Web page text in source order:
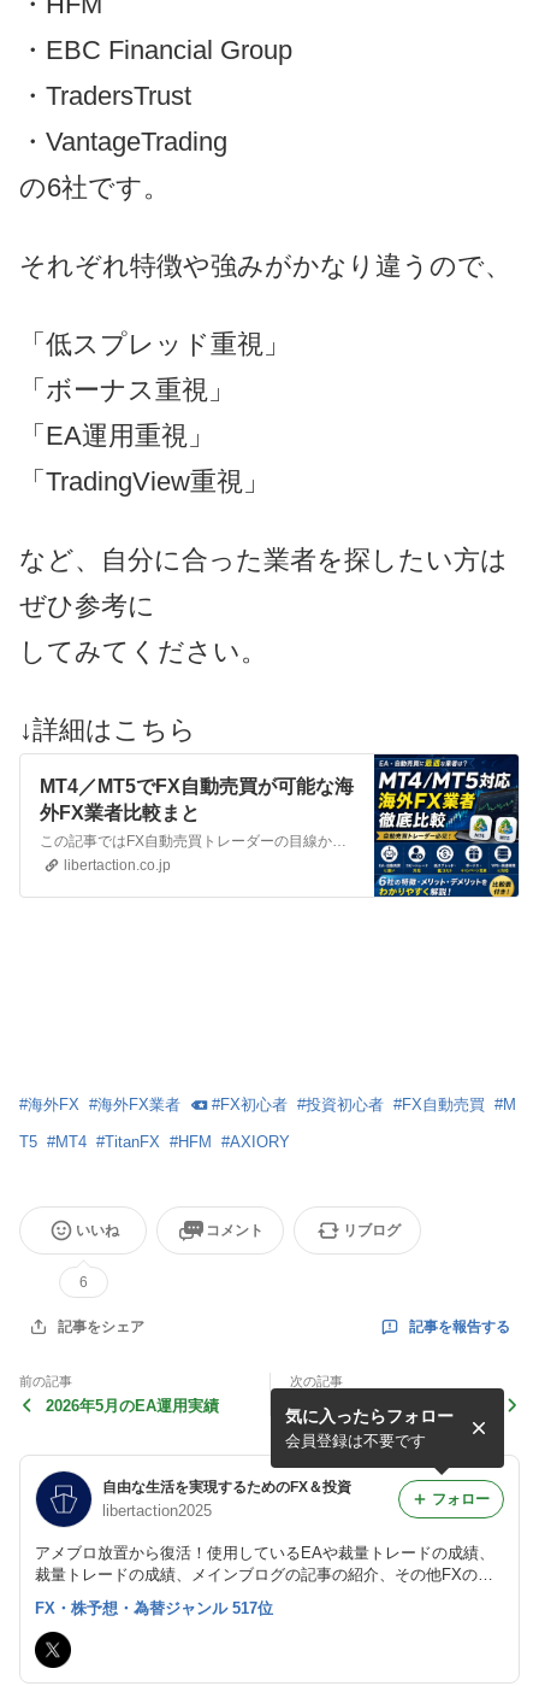
・EBC Financial Group
・TradersTrust
・VantageTrading
の6社です。
それぞれ特徴や強みがかなり違うので、
「低スプレッド重視」
「ボーナス重視」
「EA運用重視」
「TradingView重視」
など、自分に合った業者を探したい方は
ぜひ参考に
してみてください。
↓詳細はこちら
MT4／MT5でFX自動売買が可能な海
外FX業者比較まと
この記事ではFX自動売買トレーダーの目線から、MT4・MT5が使えるFX業者をわかりやすく比較しています。今回は【海外業者編】です。
libertaction.co.jp
#海外FX #海外FX業者 #FX初心者 #投資初心者 #FX自動売買 #M
T5 #MT4 #TitanFX #HFM #AXIORY
いいね
6
コメント リブログ
記事をシェア 記事を報告する
前の記事
2026年5月のEA運用実績
次の記事
【賞金総額650万円超】Fint
okei「トレード・ワールドチ
ャレンジ in Japan 202
自由な生活を実現するためのFX＆投資
libertaction2025
アメブロ放置から復活！使用しているEAや裁量トレードの成績、
裁量トレードの成績、メインブログの記事の紹介、その他FXの自
動売買や投資について考えていることなどを書いていきます。
気に入ったらフォロー
会員登録は不要です
フォロー
FX・株予想・為替ジャンル 517位